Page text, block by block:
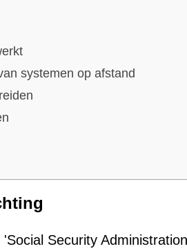
systemen op afstand
Security